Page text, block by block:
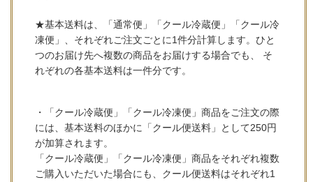
★基本送料は、「通常便」「クール冷蔵便」「クール冷
凍便」、それぞれご注文ごとに1件分計算します。ひと
つのお届け先へ複数の商品をお届けする場合でも、 そ
れぞれの各基本送料は一件分です。
・「クール冷蔵便」「クール冷凍便」商品をご注文の際
には、基本送料のほかに「クール便送料」として250円
が加算されます。
「クール冷蔵便」「クール冷凍便」商品をそれぞれ複数
ご購入いただいた場合にも、クール便送料はそれぞれ1